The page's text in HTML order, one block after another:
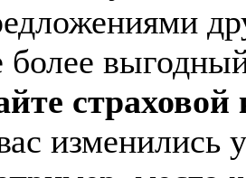
более
изменились